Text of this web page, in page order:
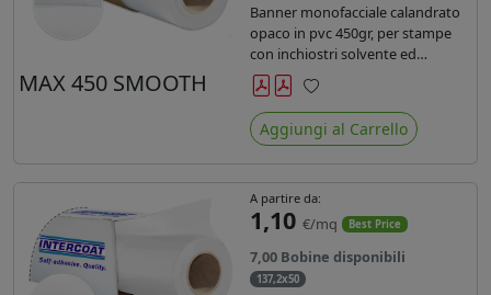
MAX 450 SMOOTH
Banner monofacciale calandrato
opaco in pvc 450gr, per stampe
con inchiostri solvente ed
ecosolvente , uv e latex.
Preferiti
Aggiungi al Carrello
A partire da:
1,10 €/mq Best Price
7,00 Bobine disponibili
137,2x50